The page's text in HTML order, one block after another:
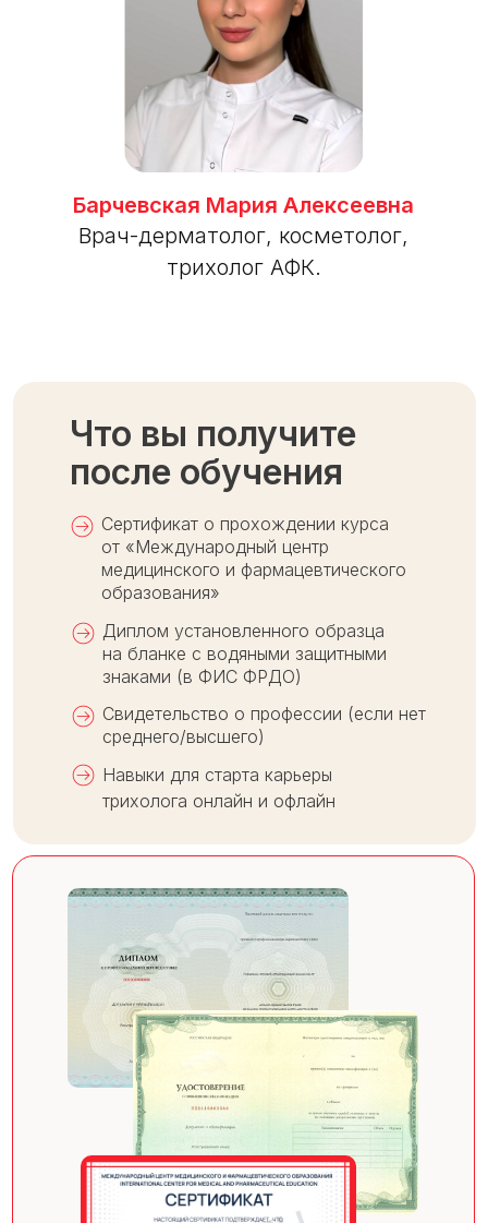
Барчевская Мария Алексеевна
Врач-дерматолог, косметолог,
трихолог АФК.
Сертификат о прохождении курса
от «Международный центр
медицинского и фармацевтического
образования»
Диплом установленного образца
на бланке с водяными защитными
знаками (в ФИС ФРДО)
Свидетельство о профессии (если нет
среднего/высшего)
Навыки для старта карьеры
трихолога онлайн и офлайн
Что вы получите
после обучения